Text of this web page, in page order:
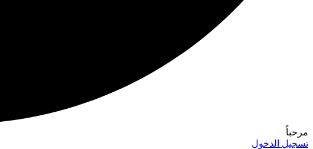
مرحباً
تسجيل الدخول